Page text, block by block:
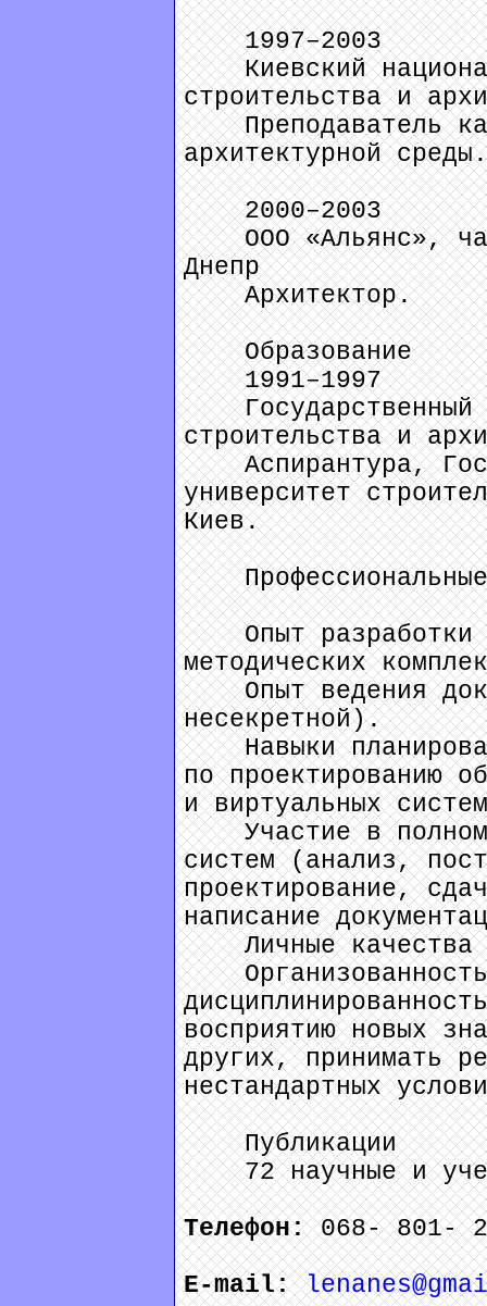
1997–2003
Киевский
строительства и
Преподаватель
архитектурной среды.
2000–2003
ООО «Альянс»,
Днепр
Архитектор.
Образование
1991–1997
Государственный
строительства и
Аспирантура,
университет
Киев.
Профессиональные
Опыт разработки и
методических
Опыт ведения
несекретной).
Навыки
по проектированию
и виртуальных
Участие в полном
систем (анализ,
проектирование,
написание
Личные качества
восприятию новых
других, принимать
нестандартных
Публикации
72 научные и
Телефон:068- 801-
E-mail: